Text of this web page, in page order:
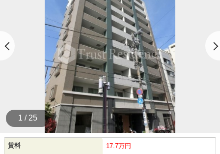
1 / 25
賃料 17.7万円